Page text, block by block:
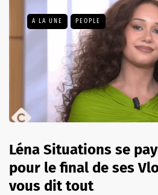
A LA UNE PEOPLE
Léna Situations se
pour le final de ses
vous dit tout